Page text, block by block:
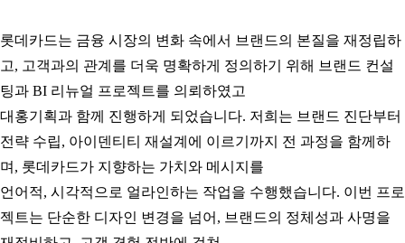
롯데카드는 금융 시장의 변화 속에서 브랜드의 본질을 재정립하
고, 고객과의 관계를 더욱 명확하게 정의하기 위해 브랜드 컨설
팅과 BI 리뉴얼 프로젝트를 의뢰하였고
대홍기획과 함께 진행하게 되었습니다. 저희는 브랜드 진단부터
전략 수립, 아이덴티티 재설계에 이르기까지 전 과정을 함께하
며, 롯데카드가 지향하는 가치와 메시지를
언어적, 시각적으로 얼라인하는 작업을 수행했습니다. 이번 프로
젝트는 단순한 디자인 변경을 넘어, 브랜드의 정체성과 사명을